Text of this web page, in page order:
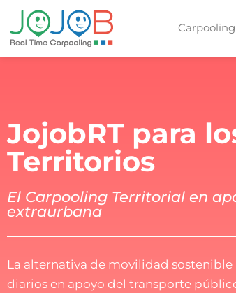
JojobRT para
Territorios
El Carpooling Territorial en
extraurbana
La alternativa de movilidad
diarios en apoyo del transporte